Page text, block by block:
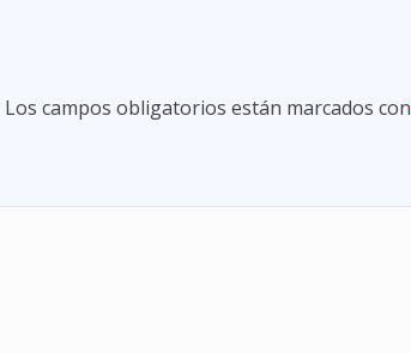
Los campos obligatorios están marcados con